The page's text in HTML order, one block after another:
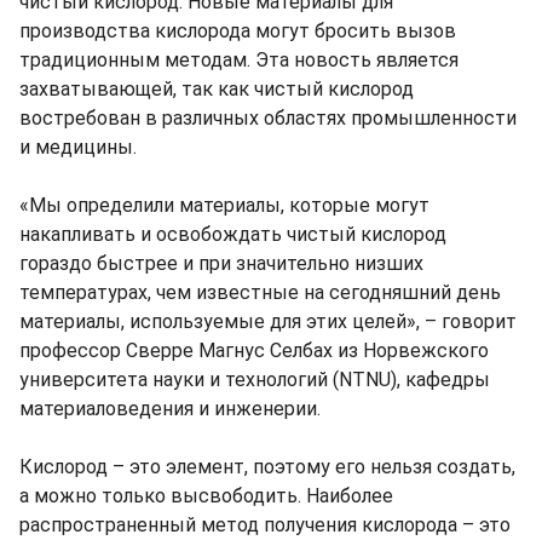
производства кислорода могут бросить вызов
традиционным методам. Эта новость является
захватывающей, так как чистый кислород
востребован в различных областях промышленности
и медицины.
«Мы определили материалы, которые могут
накапливать и освобождать чистый кислород
гораздо быстрее и при значительно низших
температурах, чем известные на сегодняшний день
материалы, используемые для этих целей», – говорит
профессор Сверре Магнус Селбах из Норвежского
университета науки и технологий (NTNU), кафедры
материаловедения и инженерии.
Кислород – это элемент, поэтому его нельзя создать,
а можно только высвободить. Наиболее
распространенный метод получения кислорода – это